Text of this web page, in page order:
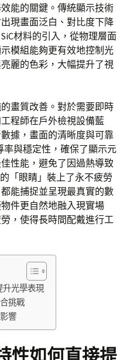
能的關鍵。傳統顯示技術
現畫面泛白、對比度下降
材料的引入，從物理層面
模組能夠更有效地控制光
麗的色彩，大幅提升了視
畫質改善。對於需要即時
程師在戶外檢視設備藍
據，畫面的清晰度與可靠
率與穩定性，確保了顯示元
性能，避免了因過熱導致
「眼睛」裝上了永不疲勞
能捕捉並呈現最真實的數
件更自然地融入現實場
，使得長時間配戴進行工
升光學表現
挑戰
響